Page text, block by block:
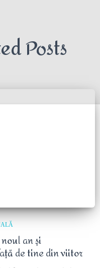
Posts
an și
de tine din viitor